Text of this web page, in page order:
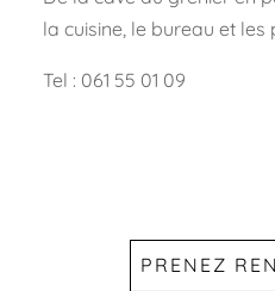
la cuisine, le bureau et les
Tel : 061 55 01 09
PRENEZ